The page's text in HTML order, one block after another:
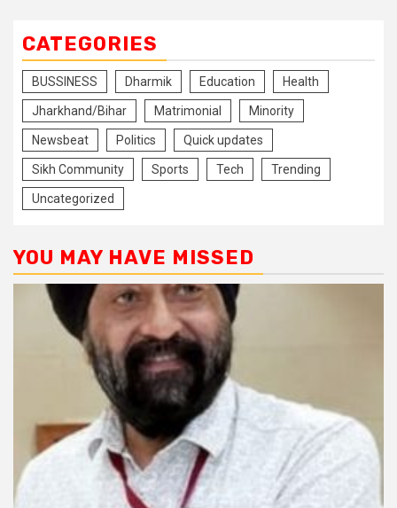
CATEGORIES
BUSSINESS Dharmik Education Health
Jharkhand/Bihar Matrimonial Minority
Newsbeat Politics Quick updates
Sikh Community Sports Tech Trending
Uncategorized
YOU MAY HAVE MISSED